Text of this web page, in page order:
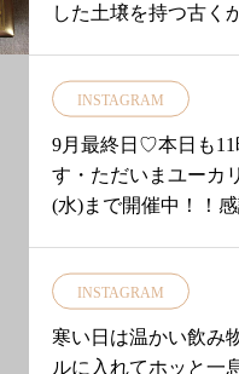
した土壌を持つ古く
作られた和紅茶と玄
バッグタイプなので
子の時間に 気軽に
空いたアルミ缶は サ
です。裁縫箱など幅
♪・#ユーカリ荘#古民
焼#ライフスタイルシ
クトショップ#島根#
INSTAGRAM
9月最終日♡本日も
す・ただいまユーカ
(水)まで開催中！！
たく気持ちを込めて
た北欧にちなんだ雑
しております・・本
INSTAGRAM
寒い日は温かい飲み
ルに入れてホッと一